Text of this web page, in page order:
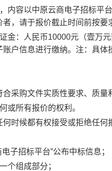
内容以中原云商电子招标平
，请于报价截止时间前按
金：人民币10000元（壹万
账户信息进行缴纳。注：具体
采购文件实质性要求、质
或所有报价的权利。
时候都有权接受或拒绝任
子招标平台”公布中标信息；
个组成部分；